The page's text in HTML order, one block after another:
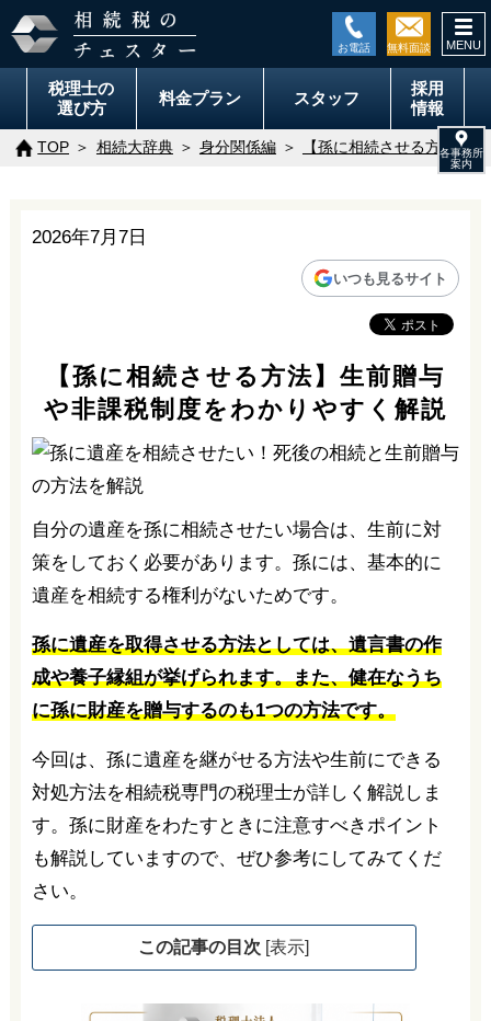
税理士の
選び方
料金プラン スタッフ
採用
情報
TOP 相続大辞典 身分関係編 【孫に相続させる方法】
2026年7月7日
いつも見るサイト
【孫に相続させる方法】生前贈与
や非課税制度をわかりやすく解説
自分の遺産を孫に相続させたい場合は、生前に対
策をしておく必要があります。孫には、基本的に
遺産を相続する権利がないためです。
孫に遺産を取得させる方法としては、遺言書の作
成や養子縁組が挙げられます。また、健在なうち
に孫に財産を贈与するのも1つの方法です。
今回は、孫に遺産を継がせる方法や生前にできる
対処方法を相続税専門の税理士が詳しく解説しま
す。孫に財産をわたすときに注意すべきポイント
も解説していますので、ぜひ参考にしてみてくだ
さい。
この記事の目次 [表示]